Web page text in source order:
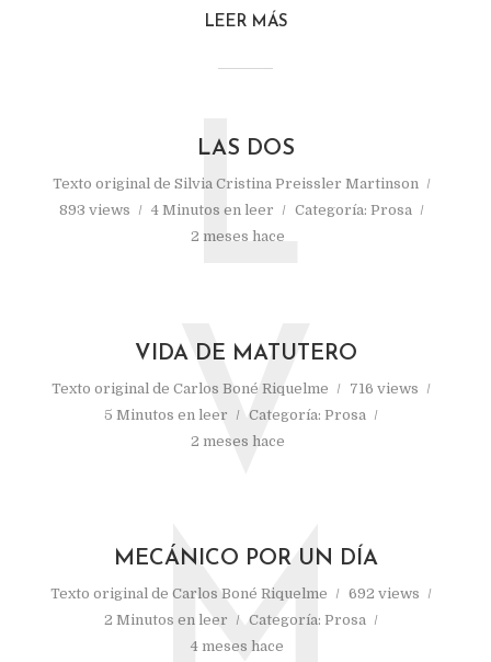
LEER MÁS
LAS DOS
Texto original de Silvia Cristina Preissler Martinson
893 views
4 Minutos en leer Categoría: Prosa
2 meses hace
L
VIDA DE MATUTERO
Texto original de Carlos Boné Riquelme
716 views
5 Minutos en leer
Categoría: Prosa
2 meses hace
V
MECÁNICO POR UN DÍA
Texto original de Carlos Boné Riquelme
692 views
2 Minutos en leer
Categoría: Prosa
4 meses hace